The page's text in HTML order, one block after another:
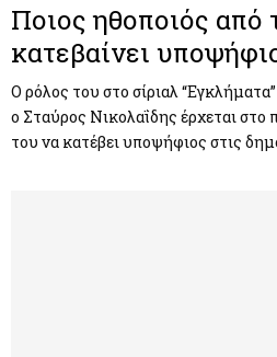
Ποιος ηθοποιός από
κατεβαίνει
Ο ρόλος του στο σίριαλ
ο Σταύρος Νικολαΐδης έρχεται στο
του να κατέβει υποψήφιος στις